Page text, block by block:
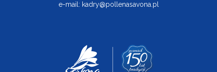
e-mail: kadry@pollenasavona.pl